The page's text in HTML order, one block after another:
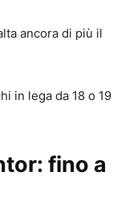
ancora di più il
in lega da 18 o 19
fino a